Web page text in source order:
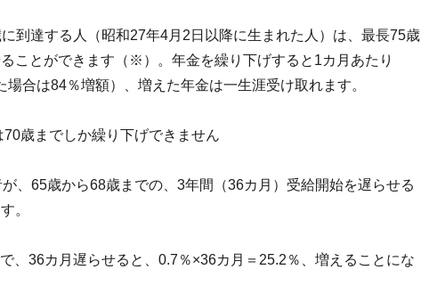
到達する人（昭和27年4月2日以降に生まれた人）は、最長75歳
ことができます（※）。年金を繰り下げすると1カ月あたり
合は84％増額）、増えた年金は一生涯受け取れます。
歳までしか繰り下げできません
、65歳から68歳までの、3年間（36カ月）受給開始を遅らせる
。
、36カ月遅らせると、0.7％×36カ月＝25.2％、増えることにな